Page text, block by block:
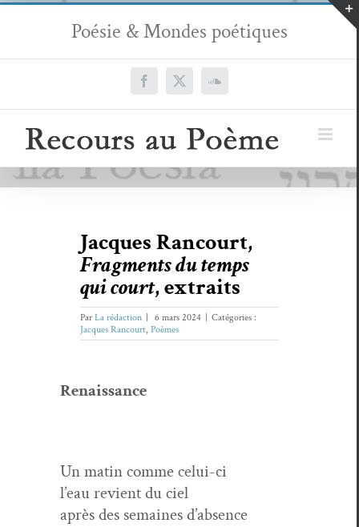
Passer
contenu
Poésie & Mondes poétiques
Facebook
X SoundCloud
Jacques Rancourt,
Fragments du temps
qui court, extraits
ParLa rédaction 6 mars 2024
Catégories :
Jacques Rancourt, Poèmes
Renais­sance
Un matin comme celui-ci
l’eau revient du ciel
après des semaines d’absence